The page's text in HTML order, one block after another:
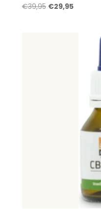
€39,95 Oorspronkelijke
€29,95Huidige